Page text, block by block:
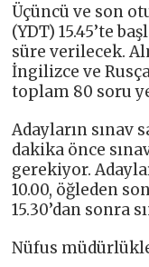
Üçüncü ve son
(YDT) 15.45’te
süre verilecek.
İngilizce ve
toplam 80 soru
Adayların sınav
dakika önce
gerekiyor.
10.00, öğleden
15.30’dan sonra
Nüfus